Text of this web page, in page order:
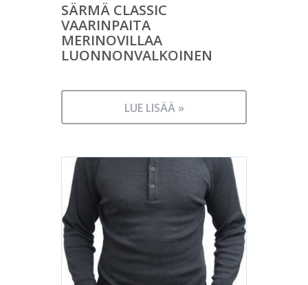
SÄRMÄ CLASSIC
VAARINPAITA
MERINOVILLAA
LUONNONVALKOINEN
LUE LISÄÄ »